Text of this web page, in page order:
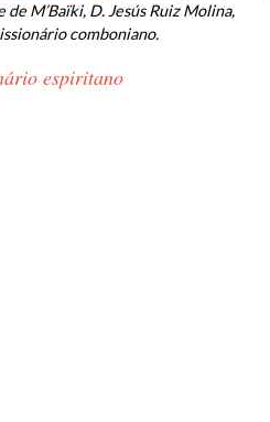
de M’Baïki, D. Jesús Ruiz Molina,
comboniano.
espiritano